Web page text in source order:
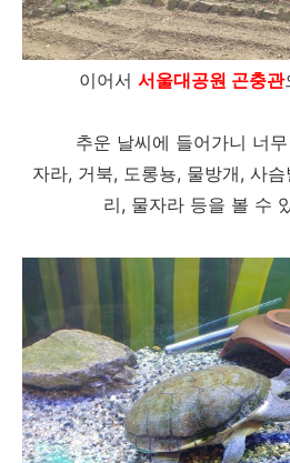
이어서 서울대공원 곤충관
추운 날씨에 들어가니 너
자라, 거북, 도롱뇽, 물방개, 사
리, 물자라 등을 볼 수